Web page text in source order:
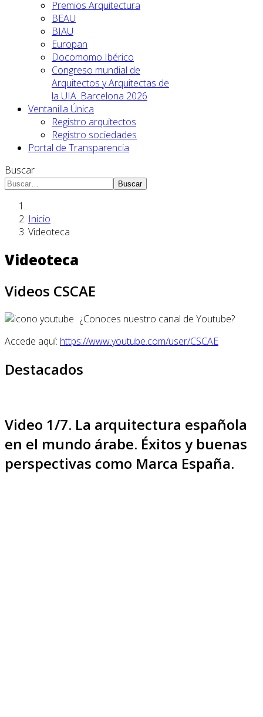
Premios Arquitectura
BEAU
BIAU
Europan
Docomomo Ibérico
Congreso mundial de
Arquitectos y Arquitectas de
la UIA. Barcelona 2026
Ventanilla Única
Registro arquitectos
Registro sociedades
Portal de Transparencia
Buscar
Buscar
Inicio
Videoteca
Videoteca
Videos CSCAE
¿Conoces nuestro canal de Youtube?
Accede aquí: https://www.youtube.com/user/CSCAE
Destacados
Video 1/7. La arquitectura española
en el mundo árabe. Éxitos y buenas
perspectivas como Marca España.